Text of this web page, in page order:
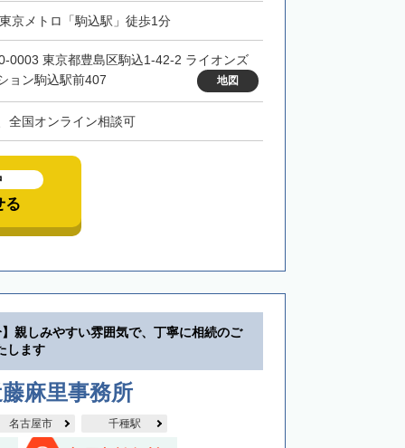
京メトロ「駒込駅」徒歩1分
0003 東京都豊島区駒込1-42-2 ライオンズ
ョン駒込駅前407
地図
全国オンライン相談可
る
親しみやすい雰囲気で、丁寧に相続のご
します
麻里事務所
名古屋市 千種駅